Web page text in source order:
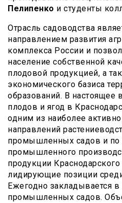
Пелипенко и студенты
Отрасль садоводства
направлением развития
комплекса России и
население собственной
плодовой продукцией, а
экономического базиса
образований. В настоящее
плодов и ягод в
одним из наиболее
направлений
промышленных садов и по
промышленного
продукции
лидирующие позиции
Ежегодно закладывается
промышленных садов.